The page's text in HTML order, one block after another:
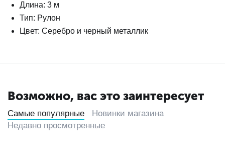
Длина: 3 м
Тип: Рулон
Цвет: Серебро и черный металлик
Возможно, вас это заинтересует
Самые популярные
Новинки магазина
Недавно просмотренные